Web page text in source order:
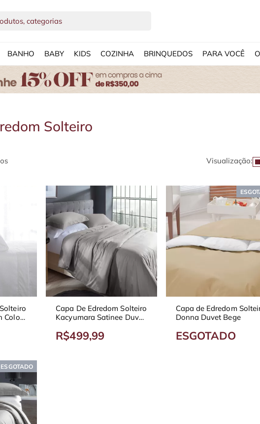
BANHO BABY KIDS COZINHA BRINQUEDOS PARA VOCÊ
Solteiro
Visualização:
Colors
Capa De Edredom Solteiro
Kacyumara Satinee Duvet
R$499,99
Capa de Edredom
Donna Duvet Bege
ESGOTADO
ESGOTADO